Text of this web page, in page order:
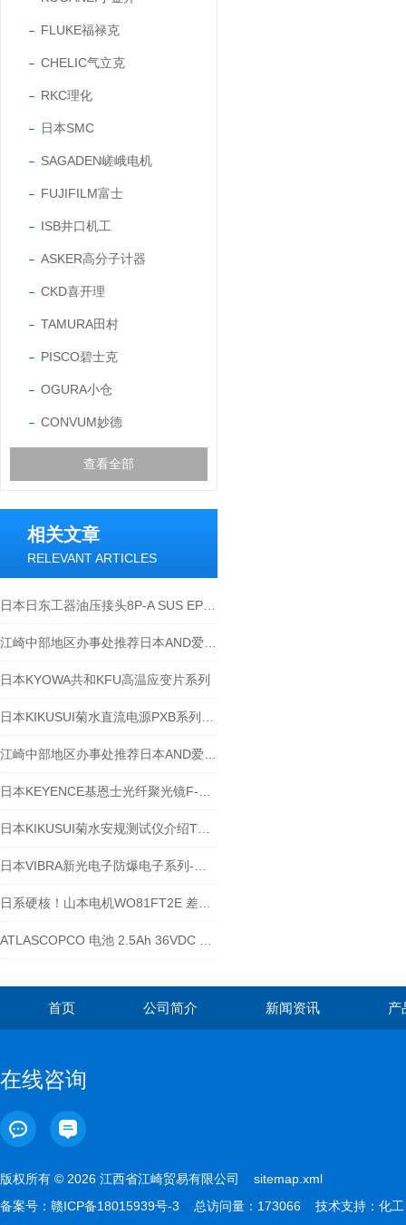
FLUKE福禄克
CHELIC气立克
RKC理化
日本SMC
SAGADEN嵯峨电机
FUJIFILM富士
ISB井口机工
ASKER高分子计器
CKD喜开理
TAMURA田村
PISCO碧士克
OGURA小仓
CONVUM妙德
查看全部
相关文章
RELEVANT ARTICLES
日本KYOWA共和KFU高温应变片系列
首页 公司简介 新闻资讯 产
在线咨询
版权所有 © 2026 江西省江崎贸易有限公司 sitemap.xml
备案号： 赣ICP备18015939号-3 总访问量：173066 技术支持： 化工